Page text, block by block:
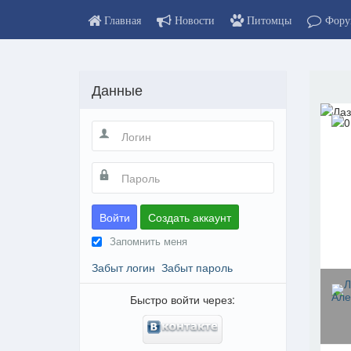
Главная Новости Питомцы
Данные
Войти Создать аккаунт
Запомнить меня
Забыт логин Забыт пароль
Быстро войти через: